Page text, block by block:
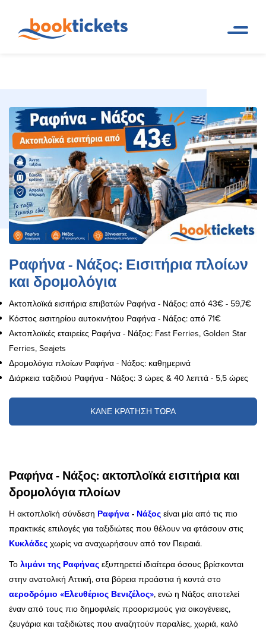
εισιτήρια πλοίων
Ραφήνα - Νάξος: Εισιτήρια πλοίων
και δρομολόγια
Ακτοπλοϊκά εισιτήρια επιβατών Ραφήνα - Νάξος: από 43€ - 59,7€
Κόστος εισιτηρίου αυτοκινήτου Ραφήνα - Νάξος: από 71€
Ακτοπλοϊκές εταιρείες Ραφήνα - Νάξος: Fast Ferries, Golden Star
Ferries, Seajets
Δρομολόγια πλοίων Ραφήνα - Νάξος: καθημερινά
Διάρκεια ταξιδιού Ραφήνα - Νάξος: 3 ώρες & 40 λεπτά - 5,5 ώρες
ΚΑΝΕ ΚΡΑΤΗΣΗ ΤΩΡΑ
Ραφήνα - Νάξος: ακτοπλοϊκά εισιτήρια και
δρομολόγια πλοίων
Η ακτοπλοϊκή σύνδεση Ραφήνα - Νάξος είναι μία από τις πιο
πρακτικές επιλογές για ταξιδιώτες που θέλουν να φτάσουν στις
Κυκλάδες χωρίς να αναχωρήσουν από τον Πειραιά.
Το λιμάνι της Ραφήνας εξυπηρετεί ιδιαίτερα όσους βρίσκονται
στην ανατολική Αττική, στα βόρεια προάστια ή κοντά στο
αεροδρόμιο «Ελευθέριος Βενιζέλος», ενώ η Νάξος αποτελεί
έναν από τους πιο δημοφιλείς προορισμούς για οικογένειες,
ζευγάρια και ταξιδιώτες που αναζητούν παραλίες, χωριά, καλό